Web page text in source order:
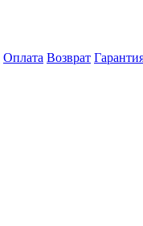
Оплата Возврат